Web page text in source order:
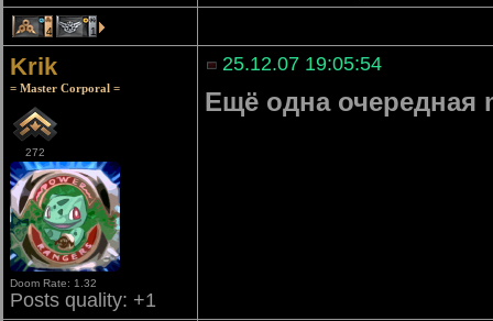
4 1
Krik
= Master Corporal =
272
Doom Rate: 1.32
Posts quality: +1
25.12.07 19:05:54
Ещё одна очередная